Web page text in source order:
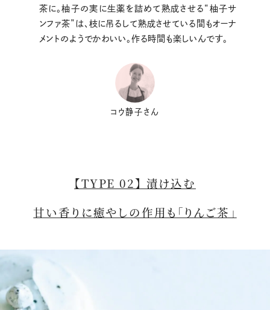
茶に。柚子の実に生薬を詰めて熟成させる“柚子サ
ンファ茶”は、枝に吊るして熟成させている間もオーナ
メントのようでかわいい。作る時間も楽しいんです。
コウ静子さん
【TYPE 02】 漬け込む
甘い香りに癒やしの作用も「りんご茶」